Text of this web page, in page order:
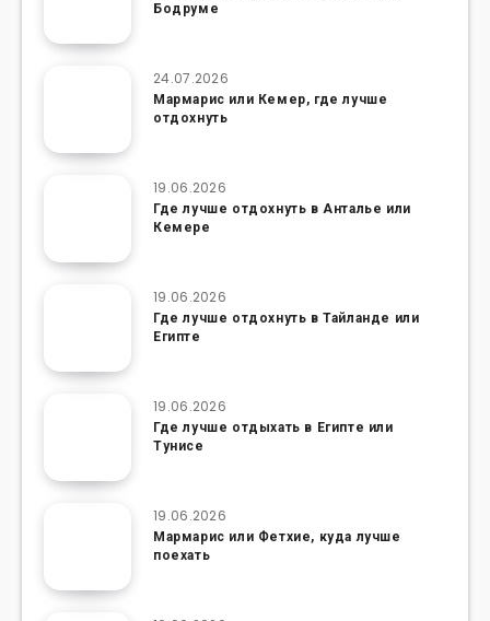
Бодруме
24.07.2026
Мармарис или Кемер, где лучше
отдохнуть
19.06.2026
Где лучше отдохнуть в Анталье или
Кемере
19.06.2026
Где лучше отдохнуть в Тайланде или
Египте
19.06.2026
Где лучше отдыхать в Египте или
Тунисе
19.06.2026
Мармарис или Фетхие, куда лучше
поехать